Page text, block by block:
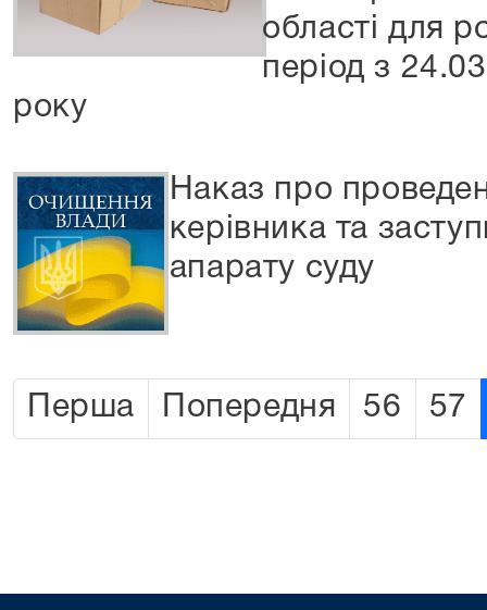
області для
період з
року
Наказ про
керівника та
апарату суду
Перша Попередня 56 57